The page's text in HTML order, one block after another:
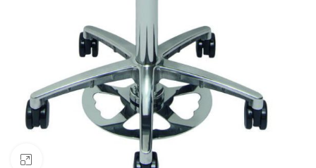
Клацніть, щоб збільшити